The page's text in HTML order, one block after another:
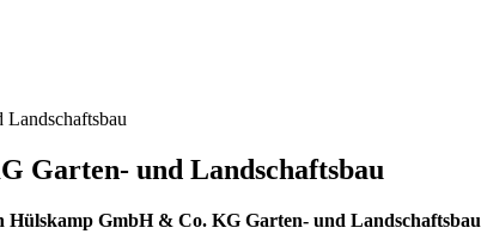
Garten- und Landschaftsbau
Hülskamp GmbH & Co. KG Garten- und Landschaftsbau